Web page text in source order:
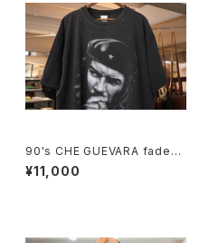
90's CHE GUEVARA fade-b
lack cotton photo print Te
e
¥11,000